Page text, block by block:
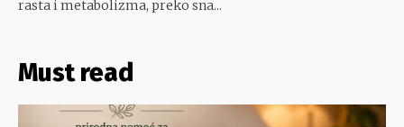
rasta i metabolizma, preko sna...
Must read